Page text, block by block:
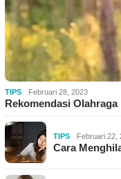
TIPS Februari 28, 2023
Rekomendasi
TIPS Februari 22,
Cara